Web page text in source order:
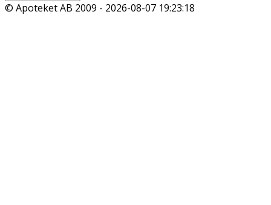
© Apoteket AB 2009 - 2026-08-07 19:23:18